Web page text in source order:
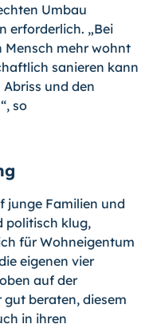
Umbau
erforderlich. „Bei
Mensch mehr wohnt
sanieren kann
und den
so
junge Familien und
politisch klug,
für Wohneigentum
eigenen vier
auf der
beraten, diesem
in ihren